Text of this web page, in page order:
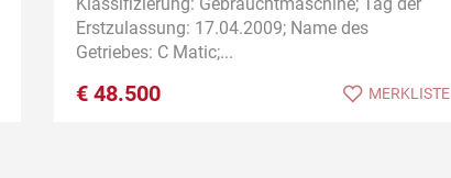
Erstzulassung: 17.04.2009; Name des
Getriebes: C Matic;...
€ 48.500 MERKLISTE